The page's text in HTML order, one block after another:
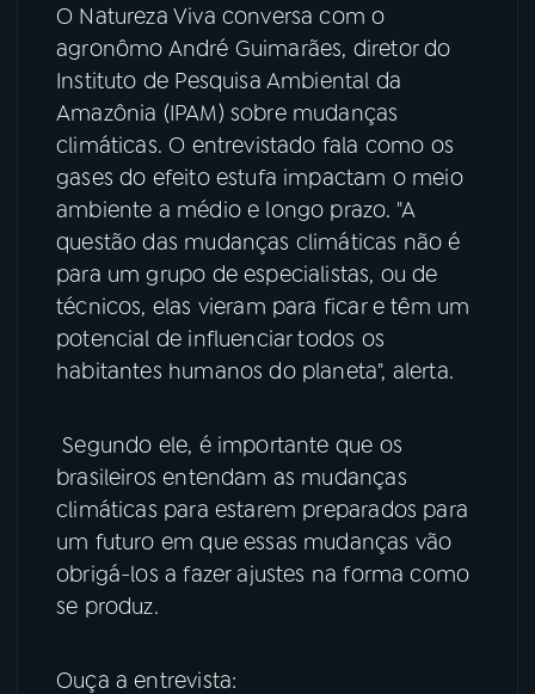
07 ÚLTIMAS
08FESTIVAL DE MÚSICA
ACOMPANHE A RÁDIO NACIONAL
YouTube Facebook
Instagram X
TikTok
O Natureza Viva conversa com o
agronômo André Guimarães, diretor do
Instituto de Pesquisa Ambiental da
Amazônia (IPAM) sobre mudanças
climáticas. O entrevistado fala como os
gases do efeito estufa impactam o meio
ambiente a médio e longo prazo. "A
questão das mudanças climáticas não é
para um grupo de especialistas, ou de
técnicos, elas vieram para ficar e têm um
potencial de influenciar todos os
habitantes humanos do planeta", alerta.
Segundo ele, é importante que os
brasileiros entendam as mudanças
climáticas para estarem preparados para
um futuro em que essas mudanças vão
obrigá-los a fazer ajustes na forma como
se produz.
Ouça a entrevista: